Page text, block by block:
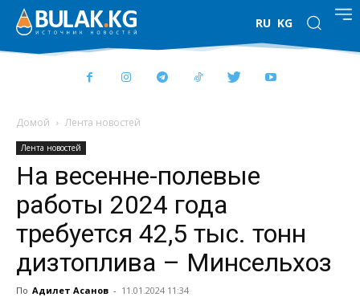
RU KG
Домой Лента новостей
Лента новостей
На весенне-полевые
работы 2024 года
требуется 42,5 тыс. тонн
дизтоплива – Минсельхоз
По Адилет Асанов - 11.01.2024 11:34